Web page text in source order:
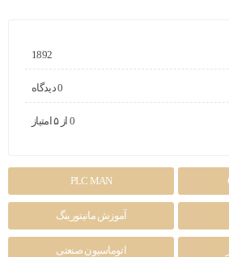
1892
0 دیدگاه
0 از ۵ امتیاز
PLC MAN
آموزش مانیتورینگ
اتوماسیون صنعتی